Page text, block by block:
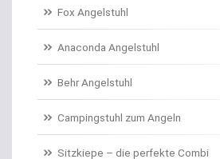
Angelstuhl Behr
Anti Tangle Booms
Assist Hooks
Auftriebskugeln
Fox Angelstuhl
Anaconda Angelstuhl
Behr Angelstuhl
Campingstuhl zum Angeln
Sitzkiepe – die perfekte Combi